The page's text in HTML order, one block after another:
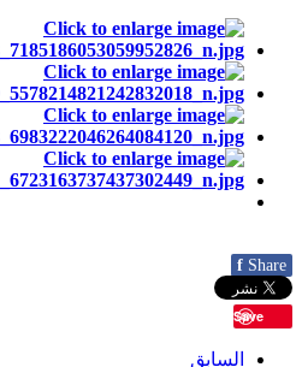
f Share
Save
السابق